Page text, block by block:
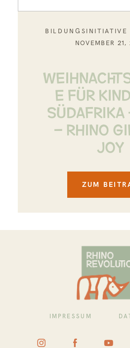
BILDUNGSINITIATIVE
NOVEMBER 21,
E FÜR
– RHINO
JOY
ZUM
IMPRESSUM